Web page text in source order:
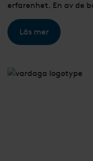
erfarenhet. En av de
Läs mer